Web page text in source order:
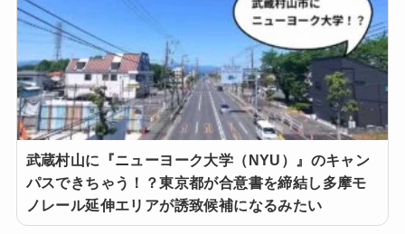
武蔵村山に『ニューヨーク大学（NYU）』のキャン
パスできちゃう！？東京都が合意書を締結し多摩モ
ノレール延伸エリアが誘致候補になるみたい